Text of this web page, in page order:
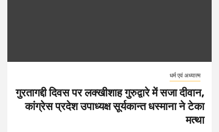
धर्म एवं अध्यात्म
गुरतागद्दी दिवस पर लक्खीशाह गुरुद्वारे में सजा दीवान,
कांग्रेस प्रदेश उपाध्यक्ष सूर्यकान्त धस्माना ने टेका
मत्था